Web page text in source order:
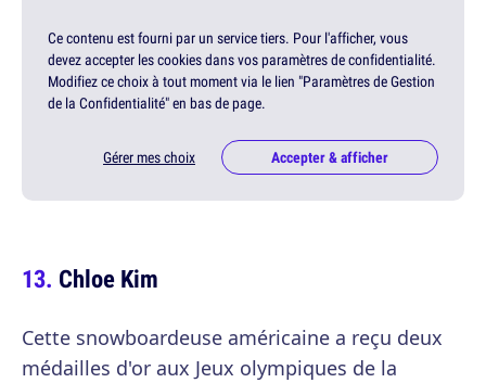
Ce contenu est fourni par un service tiers. Pour l'afficher, vous
devez accepter les cookies dans vos paramètres de confidentialité.
Modifiez ce choix à tout moment via le lien "Paramètres de Gestion
de la Confidentialité" en bas de page.
Gérer mes choix Accepter & afficher
Chloe Kim
Cette snowboardeuse américaine a reçu deux
médailles d'or aux Jeux olympiques de la